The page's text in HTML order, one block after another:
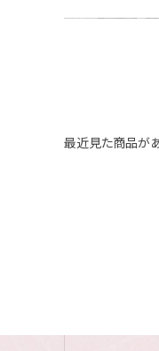
最近見た商品があ